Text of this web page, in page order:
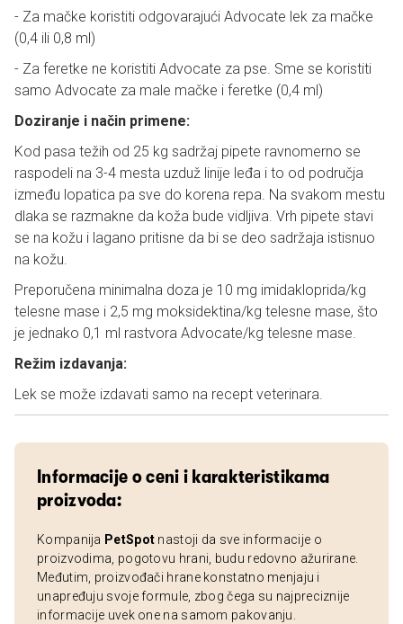
- Za mačke koristiti odgovarajući Advocate lek za mačke
(0,4 ili 0,8 ml)
- Za feretke ne koristiti Advocate za pse. Sme se koristiti
samo Advocate za male mačke i feretke (0,4 ml)
Doziranje i način primene:
Kod pasa težih od 25 kg sadržaj pipete ravnomerno se
raspodeli na 3-4 mesta uzduž linije leđa i to od područja
između lopatica pa sve do korena repa. Na svakom mestu
dlaka se razmakne da koža bude vidljiva. Vrh pipete stavi
se na kožu i lagano pritisne da bi se deo sadržaja istisnuo
na kožu.
Preporučena minimalna doza je 10 mg imidakloprida/kg
telesne mase i 2,5 mg moksidektina/kg telesne mase, što
je jednako 0,1 ml rastvora Advocate/kg telesne mase.
Režim izdavanja:
Lek se može izdavati samo na recept veterinara.
Informacije o ceni i karakteristikama
proizvoda:
Kompanija PetSpot nastoji da sve informacije o
proizvodima, pogotovu hrani, budu redovno ažurirane.
Međutim, proizvođači hrane konstatno menjaju i
unapređuju svoje formule, zbog čega su najpreciznije
informacije uvek one na samom pakovanju.